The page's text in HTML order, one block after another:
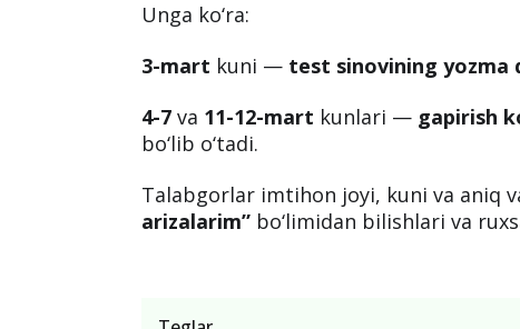
Unga ko‘ra:
3-mart kuni — test sinovining yozma
4-7 va 11-12-mart kunlari — gapirish
bo‘lib o‘tadi.
Talabgorlar imtihon joyi, kuni va aniq
arizalarim” bo‘limidan bilishlari va